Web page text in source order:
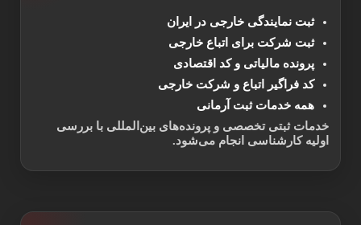
ثبت نمایندگی خارجی در ایران
ثبت شرکت برای اتباع خارجی
پرونده مالیاتی و کد اقتصادی
کد فراگیر اتباع و شرکت خارجی
همه خدمات ثبت آرمانی
خدمات ثبتی تخصصی و پرونده‌های بین‌المللی با بررسی
اولیه کارشناسی انجام می‌شود.